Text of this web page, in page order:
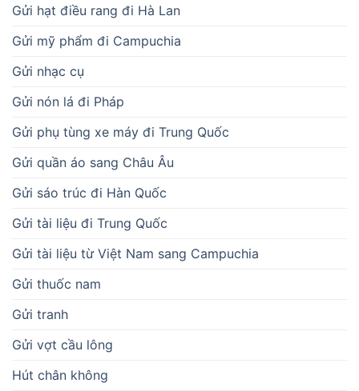
Gửi hạt điều rang đi Hà Lan
Gửi mỹ phẩm đi Campuchia
Gửi nhạc cụ
Gửi nón lá đi Pháp
Gửi phụ tùng xe máy đi Trung Quốc
Gửi quần áo sang Châu Âu
Gửi sáo trúc đi Hàn Quốc
Gửi tài liệu đi Trung Quốc
Gửi tài liệu từ Việt Nam sang Campuchia
Gửi thuốc nam
Gửi tranh
Gửi vợt cầu lông
Hút chân không